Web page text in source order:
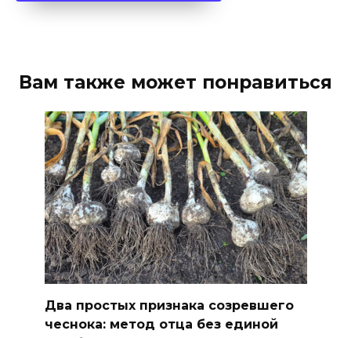
Вам также может понравиться
Два простых признака созревшего
чеснока: метод отца без единой